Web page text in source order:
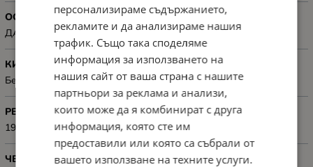
ОС
ДА
КИРИЛИЗАЦИЯ
Без кирилизация на клавиатурата
РЕЗОЛЮЦИЯ
1920x1200
ЧЕСТОТА НА ОПРЕСНЯВАНЕ
персонализираме съдържанието,
рекламите и да анализираме нашия
трафик. Също така споделяме
информация за използването на
нашия сайт от ваша страна с нашите
партньори за реклама и анализи,
които може да я комбинират с друга
информация, която сте им
предоставили или която са събрали от
вашето използване на техните услуги.